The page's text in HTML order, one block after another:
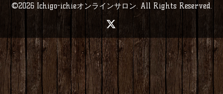
©2026 Ichigo-ichieオンラインサロン . All Rights Reserved.